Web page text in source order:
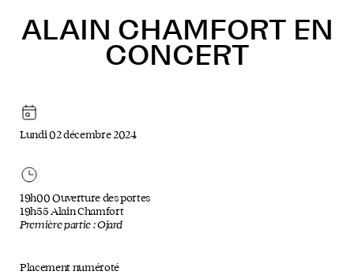
ALAIN CHAMFORT EN
CONCERT
Lundi 02 décembre 2024
19h00 Ouverture des portes
19h55 Alain Chamfort
Première partie : Ojard
Placement numéroté